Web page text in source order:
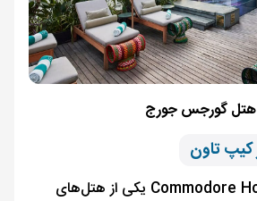
هتل گورجس جورج
هتل چهار ستاره Commodore Hotel یکی از هتل‌های